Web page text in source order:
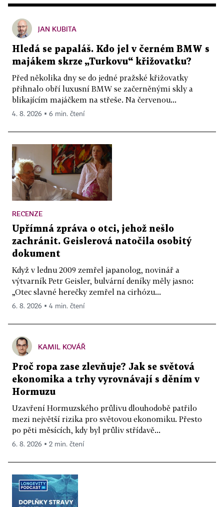
JAN KUBITA
Hledá se papaláš. Kdo jel v černém BMW s
majákem skrze „Turkovu“ křižovatku?
Před několika dny se do jedné pražské křižovatky
přihnalo obří luxusní BMW se začerněnými skly a
blikajícím majáčkem na střeše. Na červenou...
4. 8. 2026 ▪ 6 min. čtení
RECENZE
Upřímná zpráva o otci, jehož nešlo
zachránit. Geislerová natočila osobitý
dokument
Když v lednu 2009 zemřel japanolog, novinář a
výtvarník Petr Geisler, bulvární deníky měly jasno:
„Otec slavné herečky zemřel na cirhózu...
6. 8. 2026 ▪ 4 min. čtení
KAMIL KOVÁŘ
Proč ropa zase zlevňuje? Jak se světová
ekonomika a trhy vyrovnávají s děním v
Hormuzu
Uzavření Hormuzského průlivu dlouhodobě patřilo
mezi největší rizika pro světovou ekonomiku. Přesto
po pěti měsících, kdy byl průliv střídavě...
6. 8. 2026 ▪ 2 min. čtení